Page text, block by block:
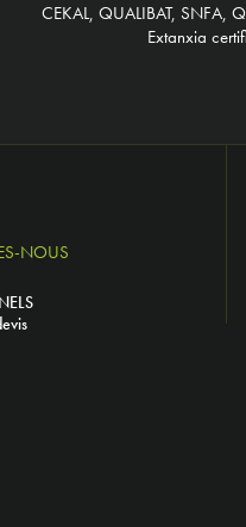
CEKAL, QUALIBAT, SNFA,
Extanxia
NOUS